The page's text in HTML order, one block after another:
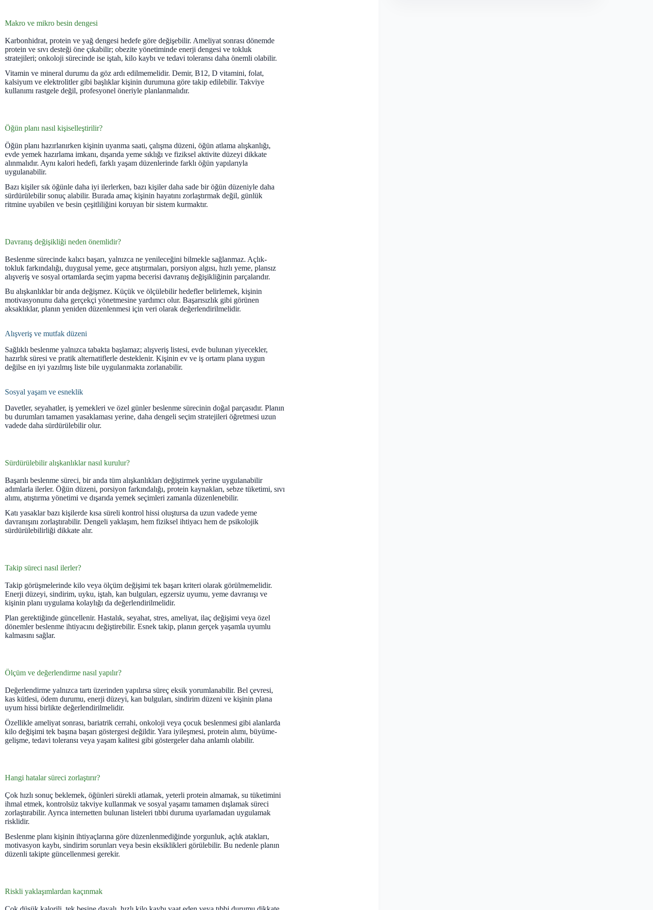
Makro ve mikro besin dengesi
Karbonhidrat, protein ve yağ dengesi hedefe göre değişebilir. Ameliyat sonrası dönemde
protein ve sıvı desteği öne çıkabilir; obezite yönetiminde enerji dengesi ve tokluk
stratejileri; onkoloji sürecinde ise iştah, kilo kaybı ve tedavi toleransı daha önemli olabilir.
Vitamin ve mineral durumu da göz ardı edilmemelidir. Demir, B12, D vitamini, folat,
kalsiyum ve elektrolitler gibi başlıklar kişinin durumuna göre takip edilebilir. Takviye
kullanımı rastgele değil, profesyonel öneriyle planlanmalıdır.
Öğün planı nasıl kişiselleştirilir?
Öğün planı hazırlanırken kişinin uyanma saati, çalışma düzeni, öğün atlama alışkanlığı,
evde yemek hazırlama imkanı, dışarıda yeme sıklığı ve fiziksel aktivite düzeyi dikkate
alınmalıdır. Aynı kalori hedefi, farklı yaşam düzenlerinde farklı öğün yapılarıyla
uygulanabilir.
Bazı kişiler sık öğünle daha iyi ilerlerken, bazı kişiler daha sade bir öğün düzeniyle daha
sürdürülebilir sonuç alabilir. Burada amaç kişinin hayatını zorlaştırmak değil, günlük
ritmine uyabilen ve besin çeşitliliğini koruyan bir sistem kurmaktır.
Davranış değişikliği neden önemlidir?
Beslenme sürecinde kalıcı başarı, yalnızca ne yenileceğini bilmekle sağlanmaz. Açlık-
tokluk farkındalığı, duygusal yeme, gece atıştırmaları, porsiyon algısı, hızlı yeme, plansız
alışveriş ve sosyal ortamlarda seçim yapma becerisi davranış değişikliğinin parçalarıdır.
Bu alışkanlıklar bir anda değişmez. Küçük ve ölçülebilir hedefler belirlemek, kişinin
motivasyonunu daha gerçekçi yönetmesine yardımcı olur. Başarısızlık gibi görünen
aksaklıklar, planın yeniden düzenlenmesi için veri olarak değerlendirilmelidir.
Alışveriş ve mutfak düzeni
Sağlıklı beslenme yalnızca tabakta başlamaz; alışveriş listesi, evde bulunan yiyecekler,
hazırlık süresi ve pratik alternatiflerle desteklenir. Kişinin ev ve iş ortamı plana uygun
değilse en iyi yazılmış liste bile uygulanmakta zorlanabilir.
Sosyal yaşam ve esneklik
Davetler, seyahatler, iş yemekleri ve özel günler beslenme sürecinin doğal parçasıdır. Planın
bu durumları tamamen yasaklaması yerine, daha dengeli seçim stratejileri öğretmesi uzun
vadede daha sürdürülebilir olur.
Sürdürülebilir alışkanlıklar nasıl kurulur?
Başarılı beslenme süreci, bir anda tüm alışkanlıkları değiştirmek yerine uygulanabilir
adımlarla ilerler. Öğün düzeni, porsiyon farkındalığı, protein kaynakları, sebze tüketimi, sıvı
alımı, atıştırma yönetimi ve dışarıda yemek seçimleri zamanla düzenlenebilir.
Katı yasaklar bazı kişilerde kısa süreli kontrol hissi oluştursa da uzun vadede yeme
davranışını zorlaştırabilir. Dengeli yaklaşım, hem fiziksel ihtiyacı hem de psikolojik
sürdürülebilirliği dikkate alır.
Takip süreci nasıl ilerler?
Takip görüşmelerinde kilo veya ölçüm değişimi tek başarı kriteri olarak görülmemelidir.
Enerji düzeyi, sindirim, uyku, iştah, kan bulguları, egzersiz uyumu, yeme davranışı ve
kişinin planı uygulama kolaylığı da değerlendirilmelidir.
Plan gerektiğinde güncellenir. Hastalık, seyahat, stres, ameliyat, ilaç değişimi veya özel
dönemler beslenme ihtiyacını değiştirebilir. Esnek takip, planın gerçek yaşamla uyumlu
kalmasını sağlar.
Ölçüm ve değerlendirme nasıl yapılır?
Değerlendirme yalnızca tartı üzerinden yapılırsa süreç eksik yorumlanabilir. Bel çevresi,
kas kütlesi, ödem durumu, enerji düzeyi, kan bulguları, sindirim düzeni ve kişinin plana
uyum hissi birlikte değerlendirilmelidir.
Özellikle ameliyat sonrası, bariatrik cerrahi, onkoloji veya çocuk beslenmesi gibi alanlarda
kilo değişimi tek başına başarı göstergesi değildir. Yara iyileşmesi, protein alımı, büyüme-
gelişme, tedavi toleransı veya yaşam kalitesi gibi göstergeler daha anlamlı olabilir.
Hangi hatalar süreci zorlaştırır?
Çok hızlı sonuç beklemek, öğünleri sürekli atlamak, yeterli protein almamak, su tüketimini
ihmal etmek, kontrolsüz takviye kullanmak ve sosyal yaşamı tamamen dışlamak süreci
zorlaştırabilir. Ayrıca internetten bulunan listeleri tıbbi duruma uyarlamadan uygulamak
risklidir.
Beslenme planı kişinin ihtiyaçlarına göre düzenlenmediğinde yorgunluk, açlık atakları,
motivasyon kaybı, sindirim sorunları veya besin eksiklikleri görülebilir. Bu nedenle planın
düzenli takipte güncellenmesi gerekir.
Riskli yaklaşımlardan kaçınmak